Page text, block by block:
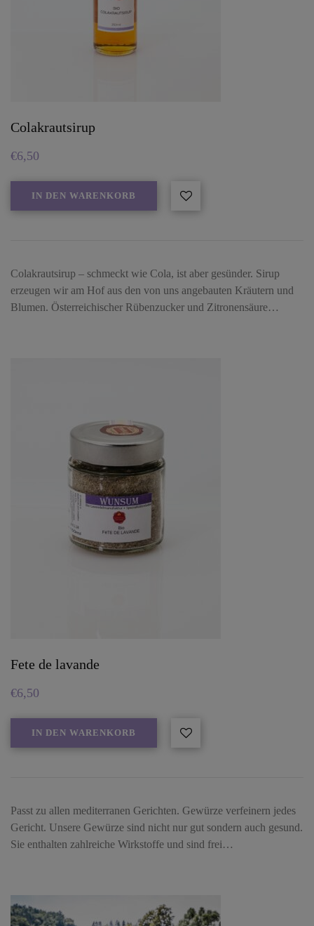
Colakrautsirup
€6,50
IN DEN WARENKORB
Colakrautsirup – schmeckt wie Cola, ist aber gesünder. Sirup
erzeugen wir am Hof aus den von uns angebauten Kräutern und
Blumen. Österreichischer Rübenzucker und Zitronensäure…
Fete de lavande
€6,50
IN DEN WARENKORB
Passt zu allen mediterranen Gerichten. Gewürze verfeinern jedes
Gericht. Unsere Gewürze sind nicht nur gut sondern auch gesund.
Sie enthalten zahlreiche Wirkstoffe und sind frei…